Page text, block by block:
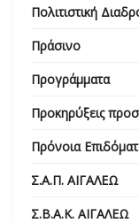
Πολιτιστική
Πράσινο
Προγράμματα
Προκηρύξεις
Πρόνοια
Σ.Α.Π. ΑΙΓΑΛΕΩ
Σ.Β.Α.Κ. ΑΙΓΑΛΕΩ